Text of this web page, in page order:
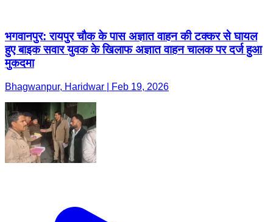
भगवानपुर: रायपुर चौक के पास अज्ञात वाहन की टक्कर से घायल
हुए बाइक सवार युवक के खिलाफ अज्ञात वाहन चालक पर दर्ज हुआ
मुकदमा
Bhagwanpur, Haridwar | Feb 19, 2026